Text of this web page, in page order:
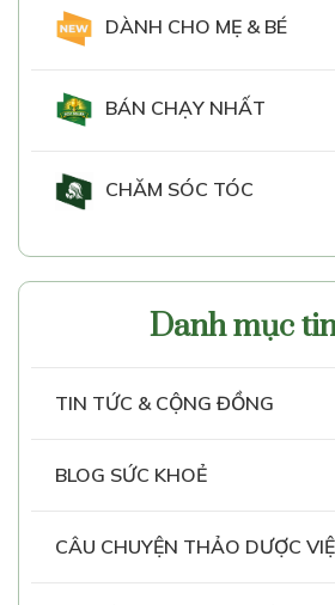
DÀNH CHO MẸ & BÉ
BÁN CHẠY NHẤT
CHĂM SÓC TÓC
Danh mục
TIN TỨC & CỘNG ĐỒNG
BLOG SỨC KHOẺ
CÂU CHUYỆN THẢO DƯỢC